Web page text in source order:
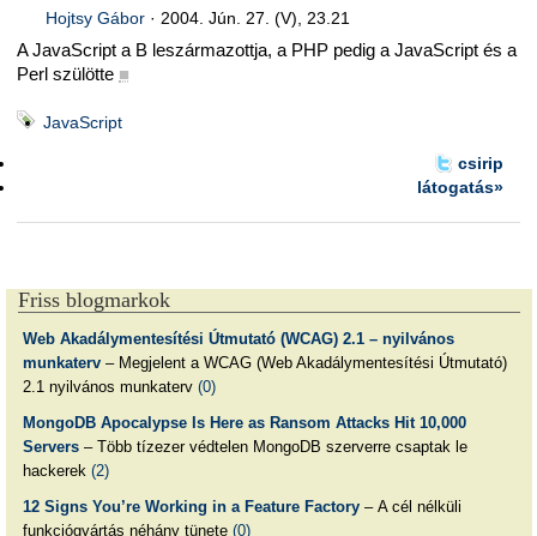
Hojtsy Gábor· 2004. Jún. 27. (V), 23.21
A JavaScript a B leszármazottja, a PHP pedig a JavaScript és a
Perl szülötte ■
JavaScript
csirip
látogatás»
Friss blogmarkok
Web Akadálymentesítési Útmutató (WCAG) 2.1 – nyilvános
munkaterv– Megjelent a WCAG (Web Akadálymentesítési Útmutató)
2.1 nyilvános munkaterv (0)
MongoDB Apocalypse Is Here as Ransom Attacks Hit 10,000
Servers– Több tízezer védtelen MongoDB szerverre csaptak le
hackerek (2)
12 Signs You’re Working in a Feature Factory– A cél nélküli
funkciógyártás néhány tünete (0)